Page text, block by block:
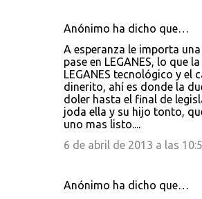
Anónimo ha dicho que…
A esperanza le importa
pase en LEGANES, lo que
LEGANES tecnológico y el
dinerito, ahí es donde la
doler hasta el final de
joda ella y su hijo tonto,
uno mas listo....
6 de abril de 2013 a las
Anónimo ha dicho que…